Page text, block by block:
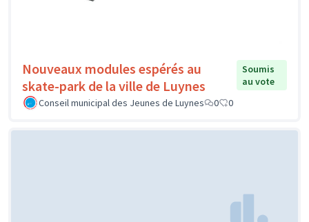
Nouveaux modules espérés au
skate-park de la ville de Luynes
Soumis
au vote
Conseil municipal des Jeunes de Luynes
0 0